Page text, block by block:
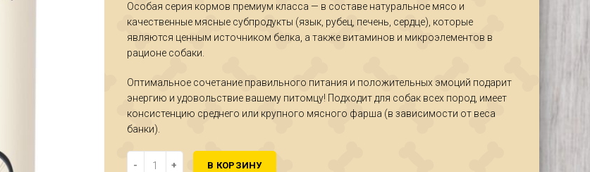
Особая серия кормов премиум класса — в составе натуральное мясо и
качественные мясные субпродукты (язык, рубец, печень, сердце), которые
являются ценным источником белка, а также витаминов и микроэлементов в
рационе собаки.
Оптимальное сочетание правильного питания и положительных эмоций подарит
энергию и удовольствие вашему питомцу! Подходит для собак всех пород, имеет
консистенцию среднего или крупного мясного фарша (в зависимости от веса
банки).
В КОРЗИНУ